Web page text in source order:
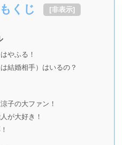
くじ [非表示]
やふる！
結婚相手）はいるの？
子の大ファン！
が大好き！